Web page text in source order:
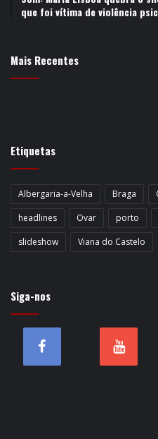
que foi vítima de violência
Mais Recentes
Etiquetas
Albergaria-a-Velha Braga
headlines
Ovar porto
slideshow
Viana do Castelo
Siga-nos